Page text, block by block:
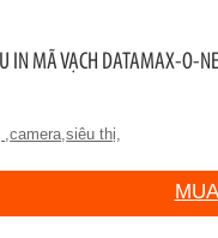
IN MÃ VẠCH DATAMAX-O-
,camera,siêu thị,